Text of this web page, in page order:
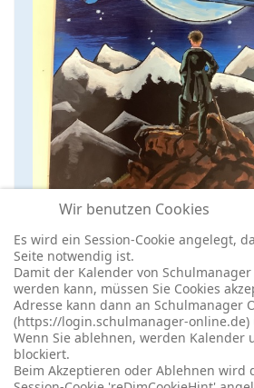
© 2026 -
Einstellungen-Redaktionslogin
Wir benutzen Cookies
Es wird ein Session-Cookie angelegt,
Seite notwendig ist.
Damit der Kalender von
werden kann, müssen Sie Cookies
Adresse kann dann an Schulmanager
(https://login.schulmanager-
Wenn Sie ablehnen, werden
blockiert.
Beim Akzeptieren oder Ablehnen wird